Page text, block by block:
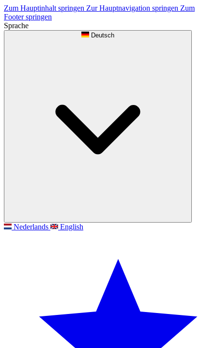
Zum Hauptinhalt springen Zur Hauptnavigation springen Zum
Footer springen
Sprache
Deutsch
Nederlands English